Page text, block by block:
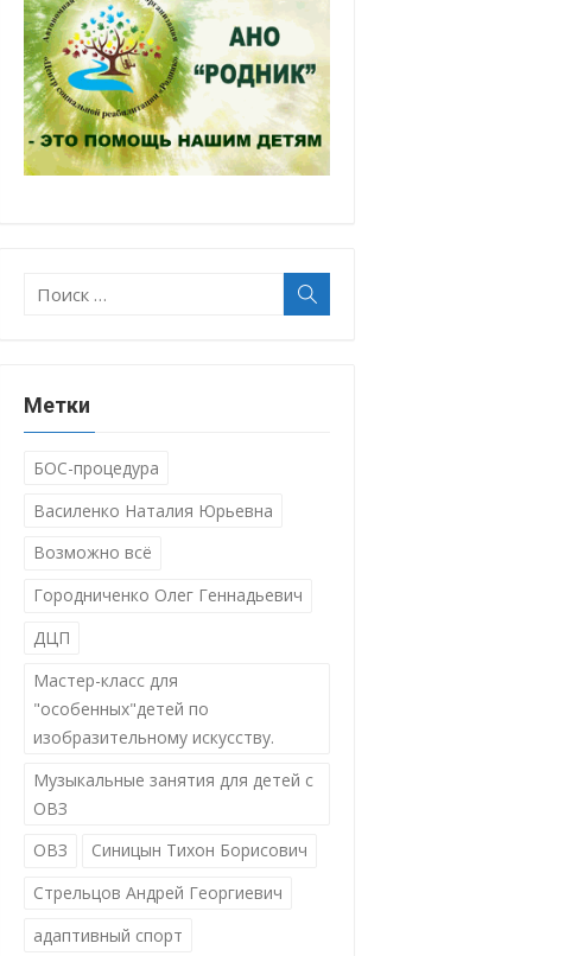
Поиск:
Метки
БОС-процедура
Василенко Наталия Юрьевна
Возможно всё
Городниченко Олег Геннадьевич
ДЦП
Мастер-класс для
"особенных"детей по
изобразительному искусству.
Музыкальные занятия для детей с
ОВЗ
ОВЗ
Синицын Тихон Борисович
Стрельцов Андрей Георгиевич
адаптивный спорт